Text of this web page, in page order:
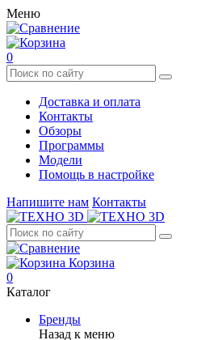
Меню
0
Доставка и оплата
Контакты
Обзоры
Программы
Модели
Помощь в настройке
Напишите нам Контакты
Корзина
0
Каталог
Бренды
Назад к меню